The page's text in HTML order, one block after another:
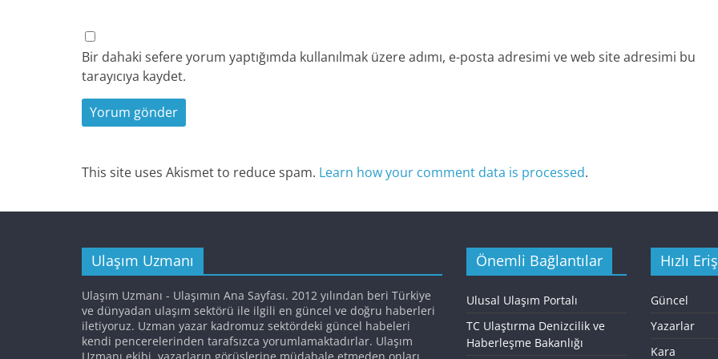
Bir dahaki sefere yorum yaptığımda kullanılmak üzere adımı, e-posta adresimi ve web site adresimi bu
tarayıcıya kaydet.
This site uses Akismet to reduce spam. Learn how your comment data is processed.
Ulaşım Uzmanı
Ulaşım Uzmanı - Ulaşımın Ana Sayfası. 2012 yılından beri Türkiye
ve dünyadan ulaşım sektörü ile ilgili en güncel ve doğru haberleri
iletiyoruz. Uzman yazar kadromuz sektördeki güncel habeleri
kendi pencerelerinden tarafsızca yorumlamaktadırlar. Ulaşım
Önemli Bağlantılar
Ulusal Ulaşım Portalı
TC Ulaştırma Denizcilik ve
Haberleşme Bakanlığı
Hızlı
Güncel
Yazarlar
Kara